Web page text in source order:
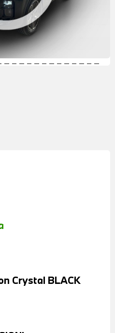
Crystal BLACK